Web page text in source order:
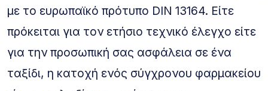
με το ευρωπαϊκό πρότυπο DIN 13164. Είτε
πρόκειται για τον ετήσιο τεχνικό έλεγχο είτε
για την προσωπική σας ασφάλεια σε ένα
ταξίδι, η κατοχή ενός σύγχρονου φαρμακείου